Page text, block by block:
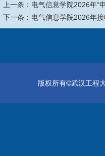
上一条： 电气信息学院2026年“
下一条： 电气信息学院2026年
版权所有©武汉工程